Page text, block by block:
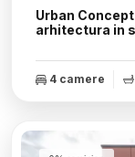
Urban
arhitectura in
4 camere